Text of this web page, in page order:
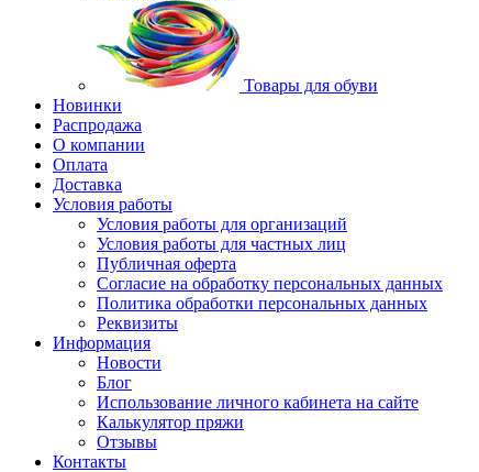
Товары для обуви
Новинки
Распродажа
О компании
Оплата
Доставка
Условия работы
Условия работы для организаций
Условия работы для частных лиц
Публичная оферта
Согласие на обработку персональных данных
Политика обработки персональных данных
Реквизиты
Информация
Новости
Блог
Использование личного кабинета на сайте
Калькулятор пряжи
Отзывы
Контакты